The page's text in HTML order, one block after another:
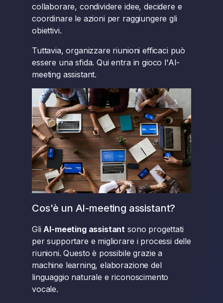
collaborare, condividere idee, decidere e
coordinare le azioni per raggiungere gli
obiettivi.
Tuttavia, organizzare riunioni efficaci può
essere una sfida. Qui entra in gioco l'AI-
meeting assistant.
Cos'è un AI-meeting assistant?
Gli AI-meeting assistant sono progettati
per supportare e migliorare i processi delle
riunioni. Questo è possibile grazie a
machine learning, elaborazione del
linguaggio naturale e riconoscimento
vocale.